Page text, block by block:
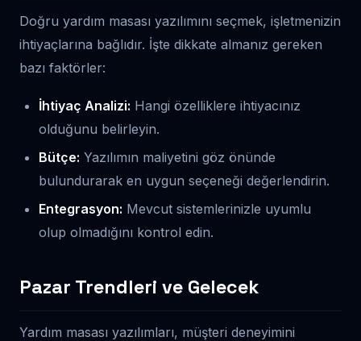
Doğru yardım masası yazılımını seçmek, işletmenizin
ihtiyaçlarına bağlıdır. İşte dikkate almanız gereken
bazı faktörler:
İhtiyaç Analizi: Hangi özelliklere ihtiyacınız
olduğunu belirleyin.
Bütçe: Yazılımın maliyetini göz önünde
bulundurarak en uygun seçeneği değerlendirin.
Entegrasyon: Mevcut sistemlerinizle uyumlu
olup olmadığını kontrol edin.
Pazar Trendleri ve Gelecek
Yardım masası yazılımları, müşteri deneyimini